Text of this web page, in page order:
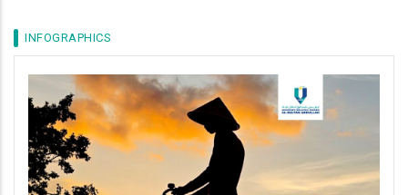
INFOGRAPHICS